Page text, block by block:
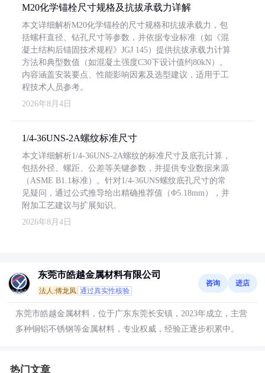
M20化学锚栓尺寸规格及抗拔承载力详解
本文详细解析M20化学锚栓的尺寸规格和抗拔承载力，包
括螺杆直径、钻孔尺寸等参数，并依据专业标准（如《混
凝土结构后锚固技术规程》JGJ 145）提供抗拔承载力计算
方法和典型数值（如混凝土强度C30下设计值约80kN）。
内容涵盖安装要点、性能影响因素及选型建议，适用于工
程技术人员参考。
2026年8月4日
1/4-36UNS-2A螺纹标准尺寸
本文详细解析1/4-36UNS-2A螺纹的标准尺寸及底孔计算，
包括外径、螺距、公差等关键参数，并提供专业数据来源
（ASME B1.1标准）。针对1/4-36UNS螺纹底孔尺寸的常
见疑问，通过公式推导给出精确推荐值（Φ5.18mm），并
附加工艺建议与扩展知识。
2026年8月4日
东莞市皓越金属材料有限公司
法人:傅龙凤 通过真实性核验
咨询 进店
东莞市皓越金属材料，位于广东东莞长安镇，2023年成立，主营
多种铜铝不锈钢等金属材料，专业权威，经验正逐步积累中。
热门文章